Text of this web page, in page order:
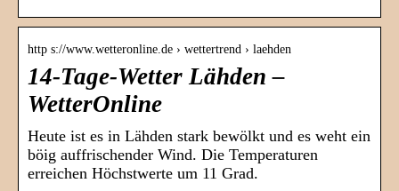
http s://www.wetteronline.de › wettertrend › laehden
14-Tage-Wetter Lähden –
WetterOnline
Heute ist es in Lähden stark bewölkt und es weht ein
böig auffrischender Wind. Die Temperaturen
erreichen Höchstwerte um 11 Grad.